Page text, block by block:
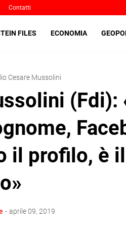
Contatti
FILES ECONOMIA
Cesare Mussolini
(Fdi):
il profilo, è
- aprile 09, 2019